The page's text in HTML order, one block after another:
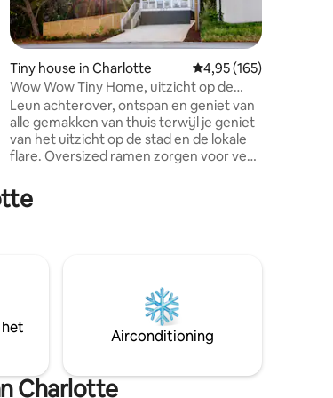
van 4,85 op 5, 179 recensies
Tiny house in Charlotte Gemiddelde
4,95 (165)
Wow Wow Tiny Home, uitzicht op de
stad, modern en gezellig!
Leun achterover, ontspan en geniet van
alle gemakken van thuis terwijl je geniet
van het uitzicht op de stad en de lokale
flare. Oversized ramen zorgen voor veel
binnen-/buitenruimte. Het interieur is
zorgvuldig samengesteld en creëerde
Uptown, Bank of America Stadium en
meer. Volledig gevulde keuken en bad,
en kingsize bed van traagschuim, alles
wat je nodig hebt!Airconditioning
Charlotte